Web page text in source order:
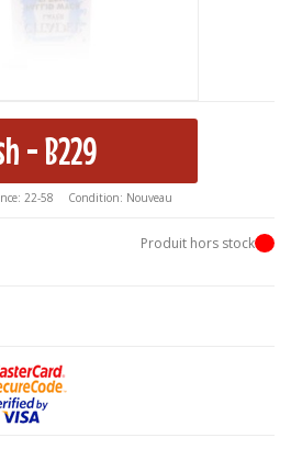
- B229
22-58 Condition: Nouveau
Produit hors stock